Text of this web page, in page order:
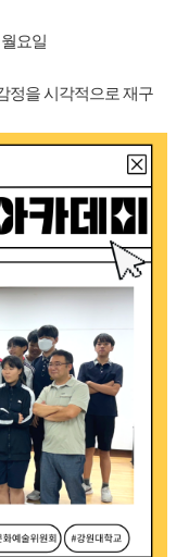
요일
정을 시각적으로 재구